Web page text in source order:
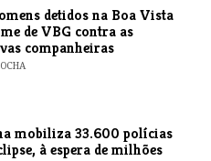
detidos na Boa Vista
de VBG contra as
companheiras
mobiliza 33.600 polícias
à espera de milhões